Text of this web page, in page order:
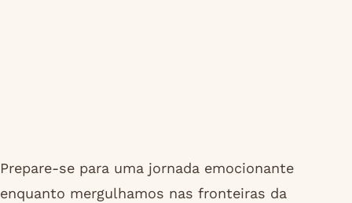
Prepare-se para uma jornada emocionante
enquanto mergulhamos nas fronteiras da